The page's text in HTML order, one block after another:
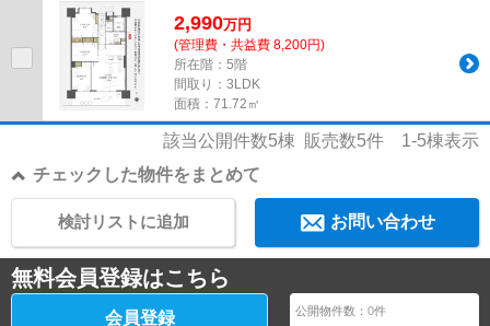
2,990万円
(管理費・共益費 8,200円)
所在階：5階
間取り：3LDK
面積：71.72㎡
該当公開件数5棟 販売数5件 1-5棟表示
チェックした物件をまとめて
お問い合わせ
検討リストに追加
無料会員登録はこちら
会員登録 公開物件数：0件